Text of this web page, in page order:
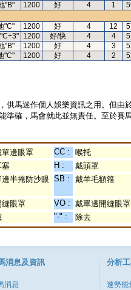
"B" 1200 好 4 1
"C" 1200 好 4 12
1200 好/快 4 4
"B" 1200 好 4 3
"C" 1200 好 4 2
供馬迷作個人娛樂資訊之用。但
準確，馬會就此並無責任。至於賽
單邊眼罩 CC :
喉托
塞 H :
戴頭罩
邊半掩防沙眼 SB : 戴羊毛額箍
縫眼罩 VO : 戴單邊開縫眼罩
"-" : 除去
消息及資訊
消息
分析
速勢能